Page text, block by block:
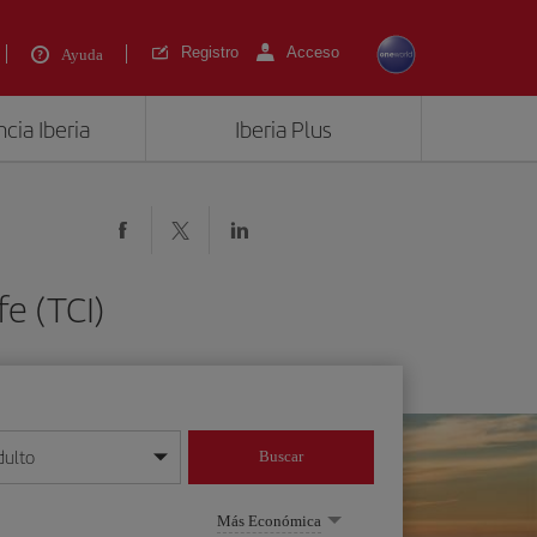
Ayuda Registro Acceso
Iberia Iberia Plus
(TCI)
mes/año
Buscar
Más Económica